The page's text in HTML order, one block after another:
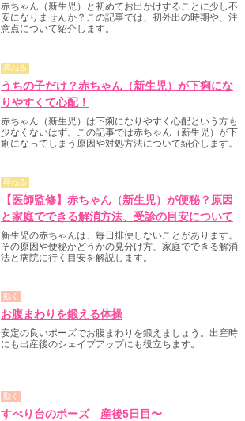
赤ちゃん（新生児）と初めてお出かけすることに少し不
安になりませんか？この記事では、初外出の時期や、注
意点について紹介します。
尋ねる
うちの子だけ？赤ちゃん（新生児）が下痢にな
りやすくて心配！
赤ちゃん（新生児）は下痢になりやすく心配という方も
少なくないはず。この記事では赤ちゃん（新生児）が下
痢になってしまう原因や対処方法について紹介します。
尋ねる
【医師監修】赤ちゃん（新生児）が便秘？原因
と家庭でできる解消方法、受診の目安について
新生児の赤ちゃんは、毎日排便しないことがあります。
その原因や便秘かどうかの見分け方、家庭でできる解消
法と病院に行く目安を解説します。
動く
お腹まわりを鍛える体操
安定の良いポーズでお腹まわりを鍛えましょう。出産時
にも出産後のシェイプアップにも役立ちます。
動く
すべり台のポーズ 産後5日目〜